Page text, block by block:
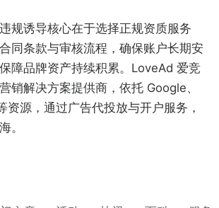
规诱导核心在于选择正规资质服务
同条款与审核流程，确保账户长期安
障品牌资产持续积累。LoveAd 爱竞
销解决方案提供商，依托 Google、
资源，通过广告代投放与开户服务，
。